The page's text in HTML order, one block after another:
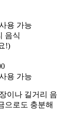
용 가능
음식
!)
용 가능
이나 길거리 음
으로도 충분해